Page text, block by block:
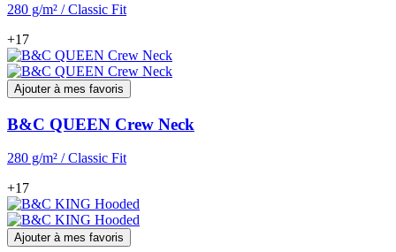
280 g/m² / Classic Fit
+17
Ajouter à mes favoris
B&C QUEEN Crew Neck
280 g/m² / Classic Fit
+17
Ajouter à mes favoris